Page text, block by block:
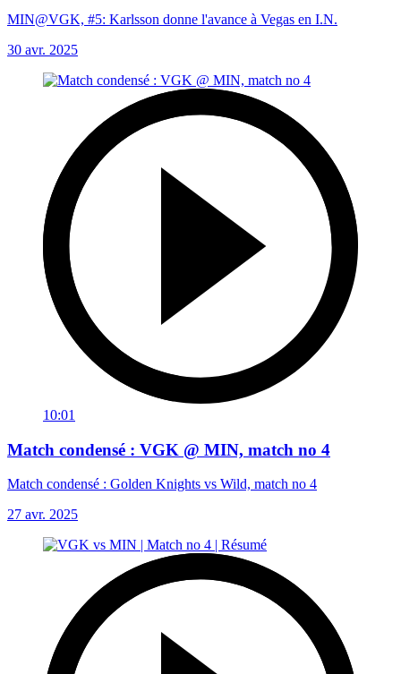
MIN@VGK, #5: Karlsson donne l'avance à Vegas en I.N.
30 avr. 2025
10:01
Match condensé : VGK @ MIN, match no 4
Match condensé : Golden Knights vs Wild, match no 4
27 avr. 2025